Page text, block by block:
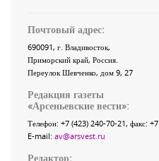
Почтовый адрес:
690091, г. Владивосток,
Приморский край, Россия
Переулок Шевченко, дом 9, 27
Редакция газеты
«Арсеньевские вести»:
Телефон: +7 (423) 240-70-21, факс:
E-mail: av@arsvest.ru
Редактор: